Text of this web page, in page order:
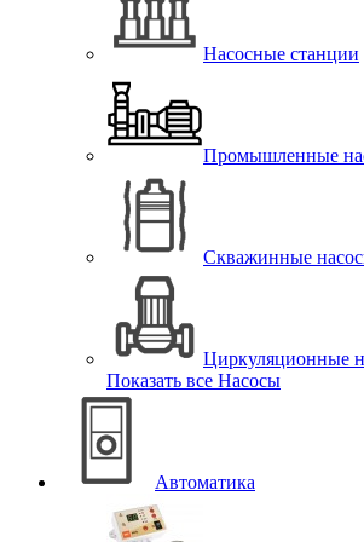
Насосные станции
Промышленные
Скважинные
Циркуляционные
Показать все Насосы
Автоматика